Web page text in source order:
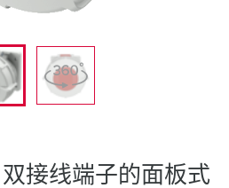
双接线端子的面板式